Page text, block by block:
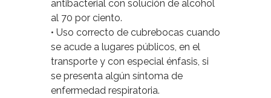
antibacterial con solución de alcohol
al 70 por ciento.
• Uso correcto de cubrebocas cuando
se acude a lugares públicos, en el
transporte y con especial énfasis, si
se presenta algún síntoma de
enfermedad respiratoria.